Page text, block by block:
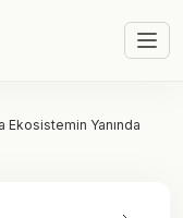
Ekosistemin Yanında